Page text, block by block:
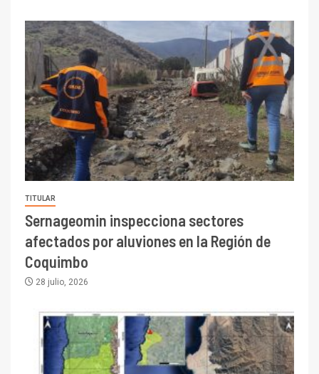
TITULAR
Sernageomin inspecciona sectores
afectados por aluviones en la Región de
Coquimbo
28 julio, 2026